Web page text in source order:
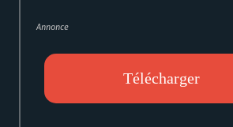
Annonce